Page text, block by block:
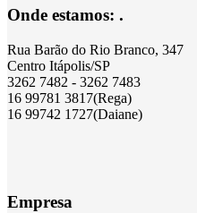
Onde estamos: .
Rua Barão do Rio Branco, 347
Centro Itápolis/SP
3262 7482 - 3262 7483
16 99781 3817(Rega)
16 99742 1727(Daiane)
Empresa